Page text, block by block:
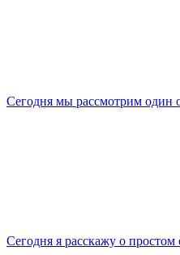
Сегодня мы рассмотрим один
Сегодня я расскажу о